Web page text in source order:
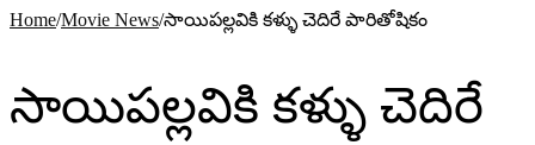
Home/Movie News/సాయిపల్లవికి కళ్ళు చెదిరే పారితోషికం
సాయిపల్లవికి కళ్ళు చెదిరే